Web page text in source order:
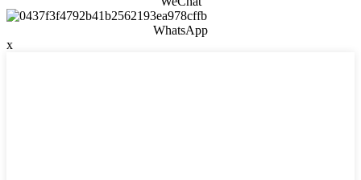
WhatsApp
x